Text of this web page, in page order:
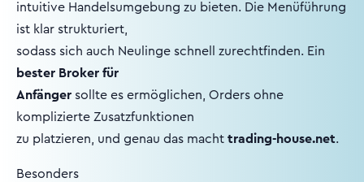
intuitive Handelsumgebung zu bieten. Die Menüführung
ist klar strukturiert,
sodass sich auch Neulinge schnell zurechtfinden. Ein
bester Broker für
Anfänger sollte es ermöglichen, Orders ohne
komplizierte Zusatzfunktionen
zu platzieren, und genau das macht trading-house.net.
Besonders